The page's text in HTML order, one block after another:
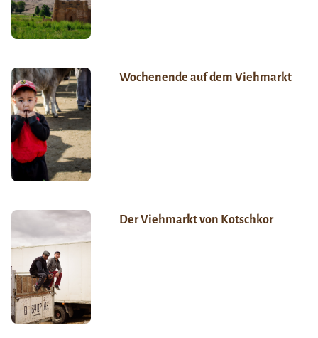
Wochenende auf dem Viehmarkt
Der Viehmarkt von Kotschkor